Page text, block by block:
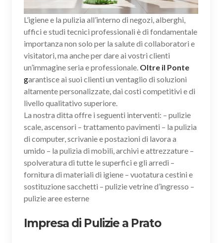
L’igiene e la pulizia all’interno di negozi, alberghi,
uffici e studi tecnici professionali è di fondamentale
importanza non solo per la salute di collaboratori e
visitatori, ma anche per dare ai vostri clienti
un’immagine seria e professionale. Oltre il Ponte
garantisce ai suoi clienti un ventaglio di soluzioni
altamente personalizzate, dai costi competitivi e di
livello qualitativo superiore.
La nostra ditta offre i seguenti interventi: – pulizie
scale, ascensori – trattamento pavimenti – la pulizia
di computer, scrivanie e postazioni di lavora a
umido – la pulizia di mobili, archivi e attrezzature –
spolveratura di tutte le superfici e gli arredi –
fornitura di materiali di igiene – vuotatura cestini e
sostituzione sacchetti – pulizie vetrine d’ingresso –
pulizie aree esterne
Impresa di Pulizie a Prato